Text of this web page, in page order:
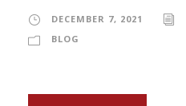
DECEMBER 7, 2021
BLOG